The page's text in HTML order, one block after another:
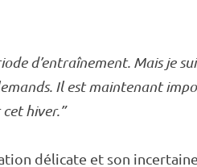
d’entraînement. Mais je
Il est maintenant
hiver.”
délicate et son